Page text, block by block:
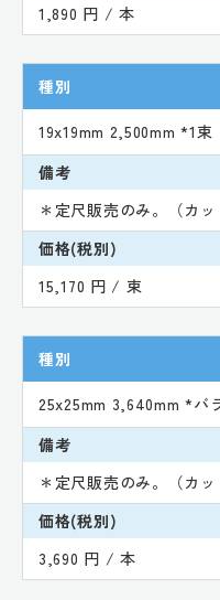
1,890 円 / 本
種別
19x19mm 2,500mm *1束
備考
＊定尺販売のみ。（カッ
価格(税別)
15,170 円 / 束
種別
25x25mm 3,640mm *バ
備考
＊定尺販売のみ。（カッ
価格(税別)
3,690 円 / 本